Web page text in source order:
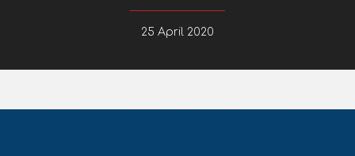
25 April 2020